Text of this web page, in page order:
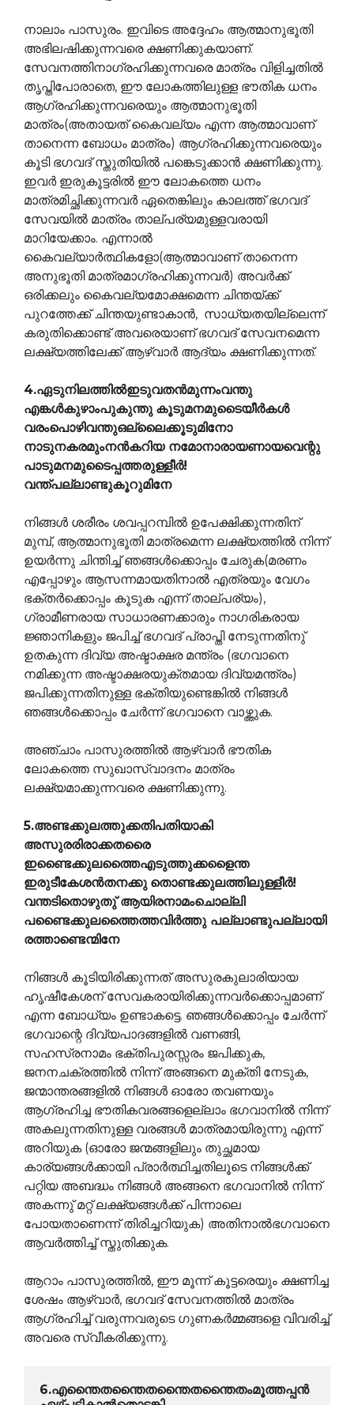
നാലാം പാസുരം. ഇവിടെ അദ്ദേഹം ആത്മാനുഭൂതി
അഭിലഷിക്കുന്നവരെ ക്ഷണിക്കുകയാണ്.
സേവനത്തിനാഗ്രഹിക്കുന്നവരെ മാത്രം വിളിച്ചതില്‍
തൃപ്തിപോരാതെ, ഈ ലോകത്തിലുള്ള ഭൗതിക ധനം
ആഗ്രഹിക്കുന്നവരെയും ആത്മാനുഭൂതി
മാത്രം(അതായത് കൈവല്യം എന്ന ആത്മാവാണ്
താനെന്ന ബോധം മാത്രം) ആഗ്രഹിക്കുന്നവരെയും
കൂടി ഭഗവദ് സ്തുതിയില്‍ പങ്കെടുക്കാന്‍ ക്ഷണിക്കുന്നു.
ഇവര്‍ ഇരുകൂട്ടരില്‍ ഈ ലോകത്തെ ധനം
മാത്രമിച്ഛിക്കുന്നവര്‍ ഏതെങ്കിലും കാലത്ത് ഭഗവദ്
സേവയില്‍ മാത്രം താല്പര്യമുള്ളവരായി
മാറിയേക്കാം. എന്നാല്‍
കൈവല്യാര്‍ത്ഥികളോ(ആത്മാവാണ് താനെന്ന
അനുഭൂതി മാത്രമാഗ്രഹിക്കുന്നവര്‍) അവര്‍ക്ക്
ഒരിക്കലും കൈവല്യമോക്ഷമെന്ന ചിന്തയ്ക്ക്
പുറത്തേക്ക് ചിന്തയുണ്ടാകാന്‍, ‍ സാധ്യതയില്ലെന്ന്
കരുതിക്കൊണ്ട് അവരെയാണ് ഭഗവദ് സേവനമെന്ന
ലക്ഷ്യത്തിലേക്ക് ആഴ്വാര്‍ ആദ്യം ക്ഷണിക്കുന്നത്.
4.ഏടുനിലത്തിൽഇടുവതന്‍മുന്നംവന്തു
എങ്കള്‍‍കുഴാംപുകുന്തു കൂടുമനമുടൈയീര്‍കള്‍
വരംപൊഴിവന്തുഒല്ലൈക്കൂടുമിനോ
നാടുനകരമുംനന്‍കറിയ നമോനാരായണായവെന്റു
പാടുമനമുടൈപ്പത്തരുള്ളീര്‍!
വന്ത്പല്ലാണ്ടുകൂറുമിനേ
നിങ്ങള്‍ ശരീരം ശവപ്പറമ്പില്‍ ഉപേക്ഷിക്കുന്നതിന്
മുമ്പ്, ആത്മാനുഭൂതി മാത്രമെന്ന ലക്ഷ്യത്തില്‍ നിന്ന്
ഉയര്‍ന്നു ചിന്തിച്ച് ഞങ്ങള്‍ക്കൊപ്പം ചേരുക(മരണം
എപ്പോഴും ആസന്നമായതിനാല്‍ എത്രയും വേഗം
ഭക്തര്‍ക്കൊപ്പം കൂടുക എന്ന് താല്പര്യം),
ഗ്രാമീണരായ സാധാരണക്കാരും നാഗരികരായ
ജ്ഞാനികളും ജപിച്ച് ഭഗവദ് പ്രാപ്തി നേടുന്നതിനു്
ഉതകുന്ന ദിവ്യ അഷ്ടാക്ഷര മന്ത്രം (ഭഗവാനെ
നമിക്കുന്ന അഷ്ടാക്ഷരയുക്തമായ ദിവ്യമന്ത്രം)
ജപിക്കുന്നതിനുള്ള ഭക്തിയുണ്ടെങ്കില്‍ നിങ്ങള്‍
ഞങ്ങള്‍ക്കൊപ്പം ചേര്‍ന്ന് ഭഗവാനെ വാഴ്ത്തുക.
അഞ്ചാം പാസുരത്തില്‍ ആഴ്വാര്‍ ഭൗതിക
ലോകത്തെ സുഖാസ്വാദനം മാത്രം
ലക്ഷ്യമാക്കുന്നവരെ ക്ഷണിക്കുന്നു.
5.അണ്ടക്കുലത്തുക്കതിപതിയാകി
അസുരരിരാക്കതരൈ
ഇണ്ടൈക്കുലത്തൈഎടുത്തുക്കളൈന്ത
ഇരുടീകേശന്‍തനക്കു തൊണ്ടക്കുലത്തിലുള്ളീര്‍!
വന്തടിതൊഴുതു് ആയിരനാമംചൊല്ലി
പണ്ടൈക്കുലത്തൈത്തവിര്‍ത്തു പല്ലാണ്ടുപല്ലായി
രത്താണ്ടെന്മിനേ
നിങ്ങള്‍ കൂടിയിരിക്കുന്നത് അസുരകുലാരിയായ
ഹൃഷീകേശന് സേവകരായിരിക്കുന്നവര്‍ക്കൊപ്പമാണ്
എന്ന ബോധ്യം ഉണ്ടാകട്ടെ. ഞങ്ങള്‍ക്കൊപ്പം ചേര്‍ന്ന്
ഭഗവാന്റെ ദിവ്യപാദങ്ങളില്‍ വണങ്ങി,
സഹസ്രനാമം ഭക്തിപുരസ്സരം ജപിക്കുക,
ജനനചക്രത്തില്‍ നിന്ന് അങ്ങനെ മുക്തി നേടുക,
ജന്മാന്തരങ്ങളില്‍ നിങ്ങള്‍ ഓരോ തവണയും
ആഗ്രഹിച്ച ഭൗതികവരങ്ങളെല്ലാം ഭഗവാനില്‍ നിന്ന്
അകലുന്നതിനുള്ള വരങ്ങള്‍ മാത്രമായിരുന്നു എന്ന്
അറിയുക (ഓരോ ജന്മങ്ങളിലും തുച്ഛമായ
കാര്യങ്ങള്‍ക്കായി പ്രാര്‍ത്ഥിച്ചതിലൂടെ നിങ്ങള്‍ക്ക്
പറ്റിയ അബദ്ധം നിങ്ങള്‍ അങ്ങനെ ഭഗവാനില്‍ നിന്ന്
അകന്നു് മറ്റ് ലക്ഷ്യങ്ങള്‍ക്ക് പിന്നാലെ
പോയതാണെന്ന് തിരിച്ചറിയുക) അതിനാല്‍ഭഗവാനെ
ആവര്‍ത്തിച്ച് സ്തുതിക്കുക.
ആറാം പാസുരത്തില്‍, ഈ മൂന്ന് കൂട്ടരെയും ക്ഷണിച്ച
ശേഷം ആഴ്വാര്‍, ഭഗവദ് സേവനത്തില്‍ മാത്രം
ആഗ്രഹിച്ച് വരുന്നവരുടെ ഗുണകര്‍മ്മങ്ങളെ വിവരിച്ച്
അവരെ സ്വീകരിക്കുന്നു.
6.എന്തൈതന്തൈതന്തൈതന്തൈതംമൂത്തപ്പന്‍